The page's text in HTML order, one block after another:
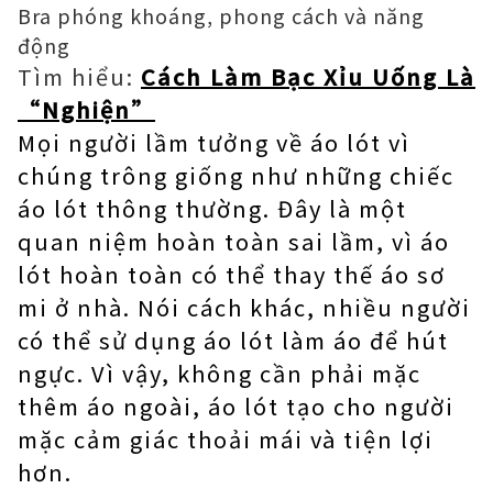
Bra phóng khoáng, phong cách và năng
động
Tìm hiểu: Cách Làm Bạc Xỉu Uống Là
“Nghiện”
Mọi người lầm tưởng về áo lót vì
chúng trông giống như những chiếc
áo lót thông thường. Đây là một
quan niệm hoàn toàn sai lầm, vì áo
lót hoàn toàn có thể thay thế áo sơ
mi ở nhà. Nói cách khác, nhiều người
có thể sử dụng áo lót làm áo để hút
ngực. Vì vậy, không cần phải mặc
thêm áo ngoài, áo lót tạo cho người
mặc cảm giác thoải mái và tiện lợi
hơn.